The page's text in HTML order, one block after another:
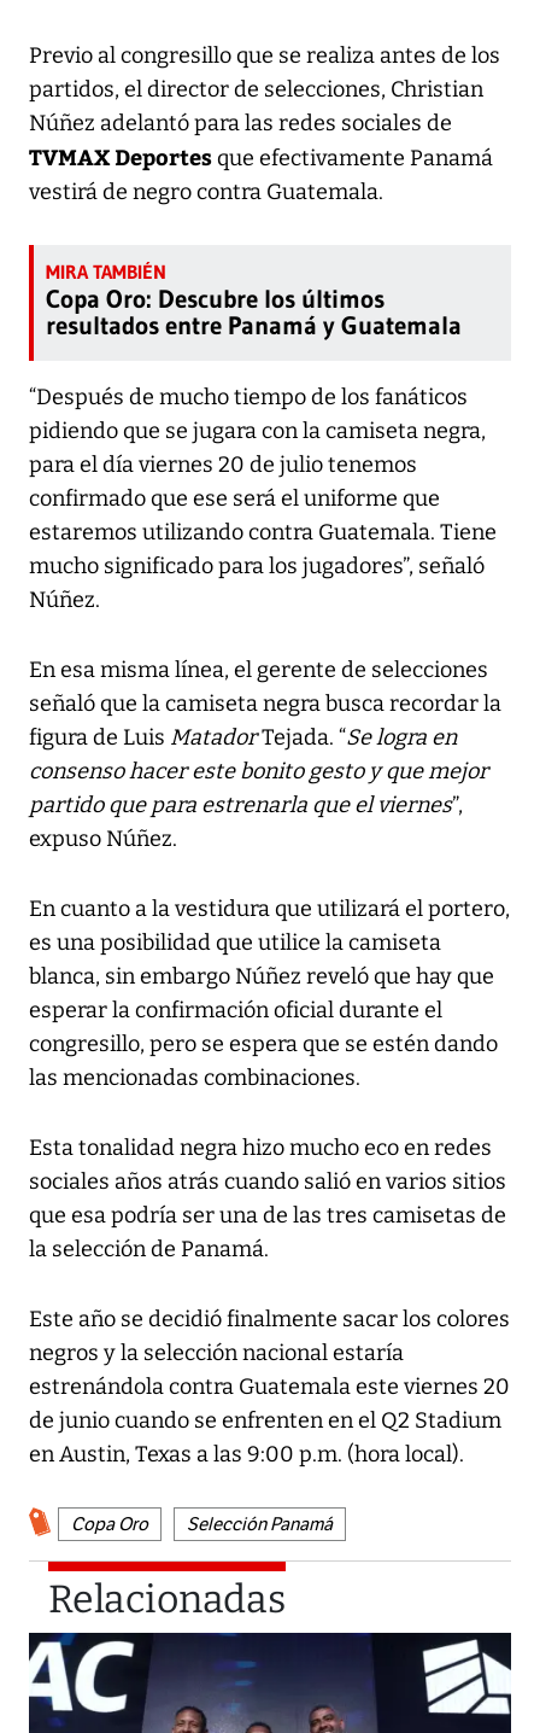
Previo al congresillo que se realiza antes de los
partidos, el director de selecciones, Christian
Núñez adelantó para las redes sociales de
TVMAX Deportesque efectivamente Panamá
vestirá de negro contra Guatemala.
Copa Oro: Descubre los últimos
resultados entre Panamá y Guatemala
“Después de mucho tiempo de los fanáticos
pidiendo que se jugara con la camiseta negra,
para el día viernes 20 de julio tenemos
confirmado que ese será el uniforme que
estaremos utilizando contra Guatemala. Tiene
mucho significado para los jugadores”, señaló
Núñez.
En esa misma línea, el gerente de selecciones
señaló que la camiseta negra busca recordar la
figura de Luis MatadorTejada. “Se logra en
consenso hacer este bonito gesto y que mejor
partido que para estrenarla que el viernes”,
expuso Núñez.
En cuanto a la vestidura que utilizará el portero,
es una posibilidad que utilice la camiseta
blanca, sin embargo Núñez reveló que hay que
esperar la confirmación oficial durante el
congresillo, pero se espera que se estén dando
las mencionadas combinaciones.
Esta tonalidad negra hizo mucho eco en redes
sociales años atrás cuando salió en varios sitios
que esa podría ser una de las tres camisetas de
la selección de Panamá.
Este año se decidió finalmente sacar los colores
negros y la selección nacional estaría
estrenándola contra Guatemala este viernes 20
de junio cuando se enfrenten en el Q2 Stadium
en Austin, Texas a las 9:00 p.m. (hora local).
Copa Oro Selección Panamá
Relacionadas